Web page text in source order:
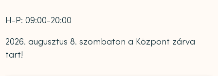
H-P: 09:00-20:00
2026. augusztus 8. szombaton a Központ zárva
tart!